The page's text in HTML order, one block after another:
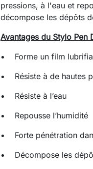
pressions, à l'eau et
décompose les dépôts
Avantages du Stylo
Forme un film
Résiste à de hautes
Résiste à l’eau
Repousse l’humidité
Forte pénétration
Décompose les